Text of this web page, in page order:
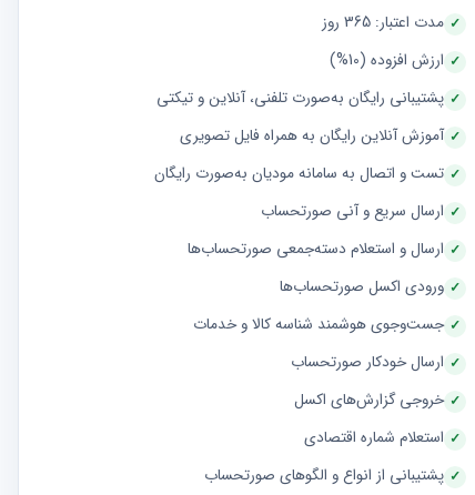
مدت اعتبار: 365 روز
ارزش افزوده (10%)
پشتیبانی رایگان به‌صورت تلفنی، آنلاین و تیکتی
آموزش آنلاین رایگان به همراه فایل تصویری
تست و اتصال به سامانه مودیان به‌صورت رایگان
ارسال سریع و آنی صورتحساب
ارسال و استعلام دسته‌جمعی صورتحساب‌ها
ورودی اکسل صورتحساب‌ها
جست‌وجوی هوشمند شناسه کالا و خدمات
ارسال خودکار صورتحساب
خروجی گزارش‌های اکسل
استعلام شماره اقتصادی
پشتیبانی از انواع و الگوهای صورتحساب